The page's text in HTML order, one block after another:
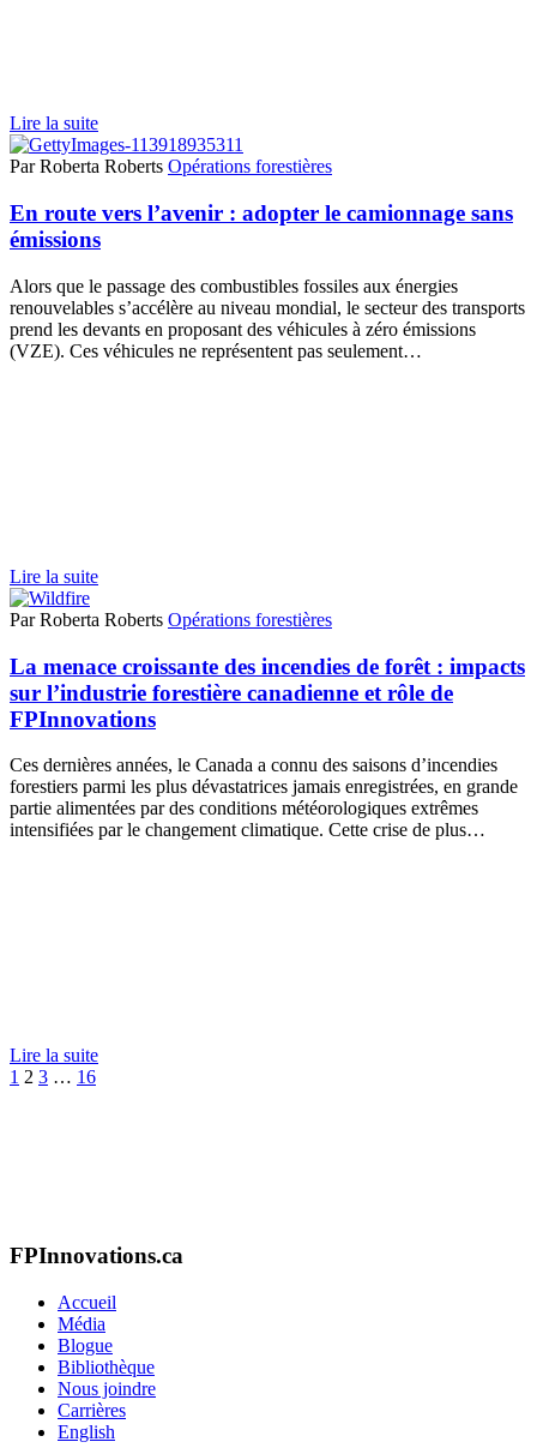
Lire la suite
Par Roberta Roberts Opérations forestières
En route vers l’avenir : adopter le camionnage sans
émissions
Alors que le passage des combustibles fossiles aux énergies
renouvelables s’accélère au niveau mondial, le secteur des transports
prend les devants en proposant des véhicules à zéro émissions
(VZE). Ces véhicules ne représentent pas seulement…
Lire la suite
Par Roberta Roberts Opérations forestières
La menace croissante des incendies de forêt : impacts
sur l’industrie forestière canadienne et rôle de
FPInnovations
Ces dernières années, le Canada a connu des saisons d’incendies
forestiers parmi les plus dévastatrices jamais enregistrées, en grande
partie alimentées par des conditions météorologiques extrêmes
intensifiées par le changement climatique. Cette crise de plus…
Lire la suite
Précédent
1 2 3 … 16Suivant
FPInnovations.ca
Accueil
Média
Blogue
Bibliothèque
Nous joindre
Carrières
English